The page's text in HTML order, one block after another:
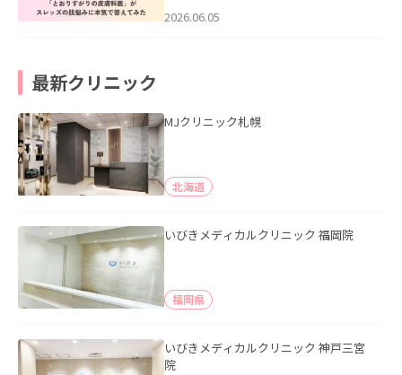
2026.06.05
最新クリニック
MJクリニック札幌
北海道
いびきメディカルクリニック 福岡院
福岡県
いびきメディカルクリニック 神戸三宮
院